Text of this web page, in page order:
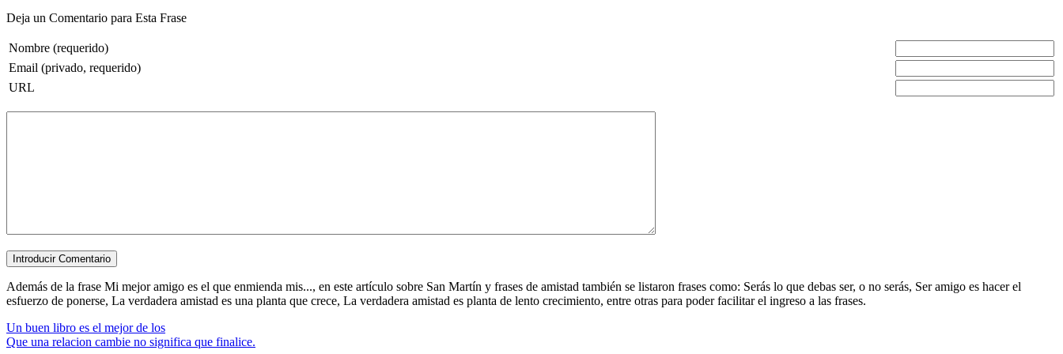
Deja un Comentario para Esta Frase
Nombre (requerido)
Email (privado, requerido)
URL
Además de la frase Mi mejor amigo es el que enmienda mis..., en este artículo sobre San Martín y frases de amistad también se listaron frases como: Serás lo que debas ser, o no serás, Ser amigo es hacer el
esfuerzo de ponerse, La verdadera amistad es una planta que crece, La verdadera amistad es planta de lento crecimiento, entre otras para poder facilitar el ingreso a las frases.
Un buen libro es el mejor de los
Que una relacion cambie no significa que finalice.